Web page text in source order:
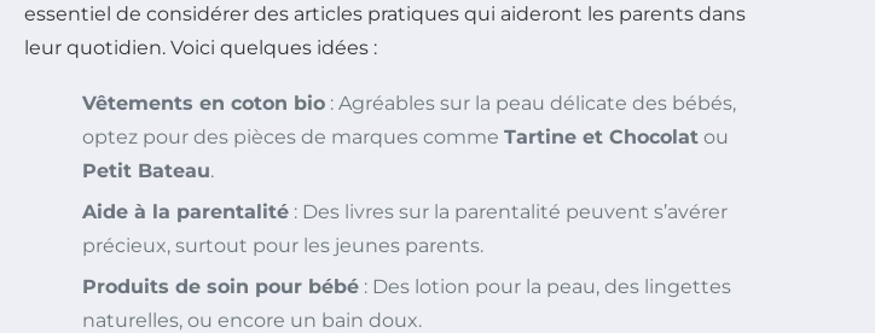
essentiel de considérer des articles pratiques qui aideront les parents dans
leur quotidien. Voici quelques idées :
Vêtements en coton bio : Agréables sur la peau délicate des bébés,
optez pour des pièces de marques comme Tartine et Chocolat ou
Petit Bateau.
Aide à la parentalité : Des livres sur la parentalité peuvent s’avérer
précieux, surtout pour les jeunes parents.
Produits de soin pour bébé : Des lotion pour la peau, des lingettes
naturelles, ou encore un bain doux.